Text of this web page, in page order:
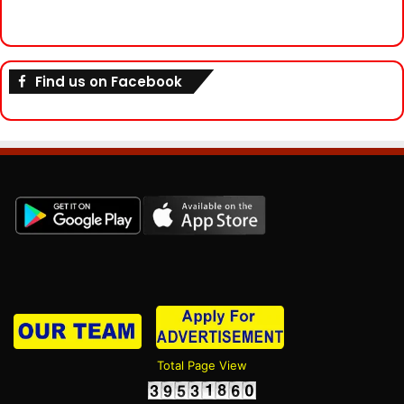
Find us on Facebook
Total Page View